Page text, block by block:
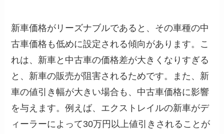
新車価格がリーズナブルであると、その車種の中
古車価格も低めに設定される傾向があります。こ
れは、新車と中古車の価格差が大きくなりすぎる
と、新車の販売が阻害されるためです。また、新
車の値引き幅が大きい場合も、中古車価格に影響
を与えます。例えば、エクストレイルの新車がデ
ィーラーによって30万円以上値引きされることが